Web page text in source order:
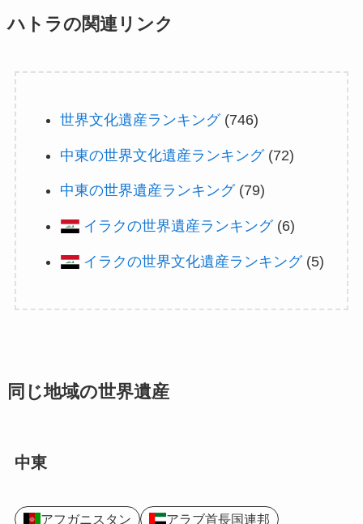
ハトラの関連リンク
世界文化遺産ランキング(746)
中東の世界文化遺産ランキング(72)
中東の世界遺産ランキング(79)
イラクの世界遺産ランキング(6)
イラクの世界文化遺産ランキング(5)
同じ地域の世界遺産
中東
アフガニスタン
アラブ首長国連邦